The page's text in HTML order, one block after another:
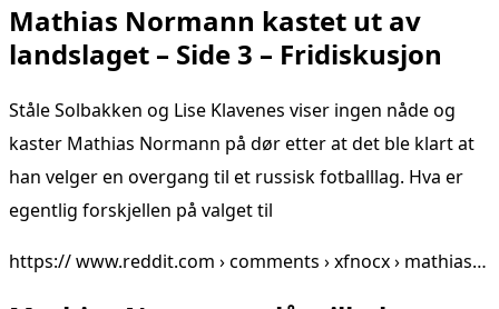
Mathias Normann kastet ut av
landslaget – Side 3 – Fridiskusjon
Ståle Solbakken og Lise Klavenes viser ingen nåde og
kaster Mathias Normann på dør etter at det ble klart at
han velger en overgang til et russisk fotballlag. Hva er
egentlig forskjellen på valget til
https:// www.reddit.com › comments › xfnocx › mathias…